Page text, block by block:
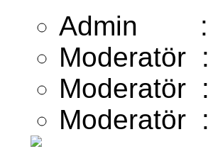
Admin :
Moderatör :
Moderatör :
Moderatör :